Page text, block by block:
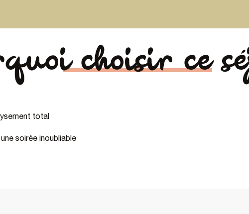
choisir ce
total
soirée inoubliable